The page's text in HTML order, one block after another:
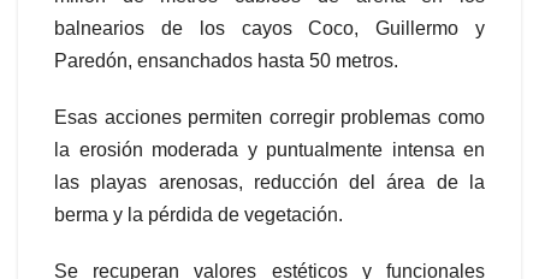
balnearios de los cayos Coco, Guillermo y
Paredón, ensanchados hasta 50 metros.
Esas acciones permiten corregir problemas como
la erosión moderada y puntualmente intensa en
las playas arenosas, reducción del área de la
berma y la pérdida de vegetación.
Se recuperan valores estéticos y funcionales